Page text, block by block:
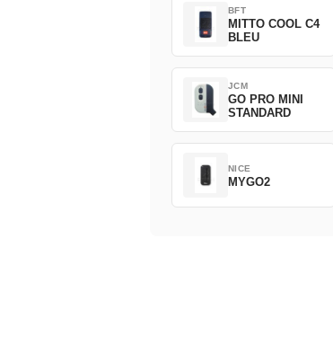
BFT
MITTO COOL C4
BLEU
JCM
GO PRO MINI
STANDARD
NICE
MYGO2